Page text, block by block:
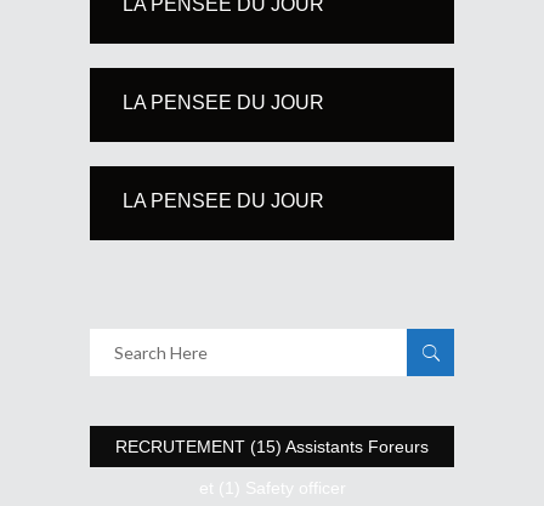
LA PENSEE DU JOUR
LA PENSEE DU JOUR
LA PENSEE DU JOUR
RECRUTEMENT (15) Assistants Foreurs
et (1) Safety officer